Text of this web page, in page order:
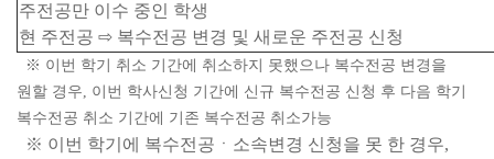
주전공만 이수 중인 학생
현 주전공 ⇨ 복수전공 변경 및 새로운 주전공 신청
※ 이번 학기 취소 기간에 취소하지 못했으나 복수전공 변경을
원할 경우, 이번 학사신청 기간에 신규 복수전공 신청 후 다음 학기
복수전공 취소 기간에 기존 복수전공 취소가능
※ 이번 학기에 복수전공ㆍ소속변경 신청을 못 한 경우,